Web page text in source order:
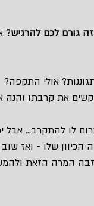
גורם לכם להרגיש?
אולי התקפה?
את קרבתו
לו להתקרב… אבל
הכיוון שלו - ואז
המרה הזאת